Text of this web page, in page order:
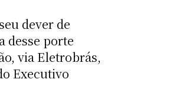
dever de
desse porte
via Eletrobrás,
Executivo